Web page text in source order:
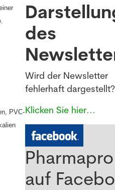
PVC-
des
Wird der Newsletter
fehlerhaft dargestellt?
Klicken Sie hier...
auf
Newsletter an und
neusten Stellenangebote
und Medizin.